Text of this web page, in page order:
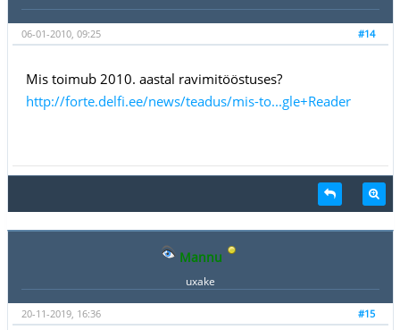
#14
06-01-2010, 09:25
Mis toimub 2010. aastal ravimitööstuses?
http://forte.delfi.ee/news/teadus/mis-to...gle+Reader
Mannu
uxake
#15
20-11-2019, 16:36